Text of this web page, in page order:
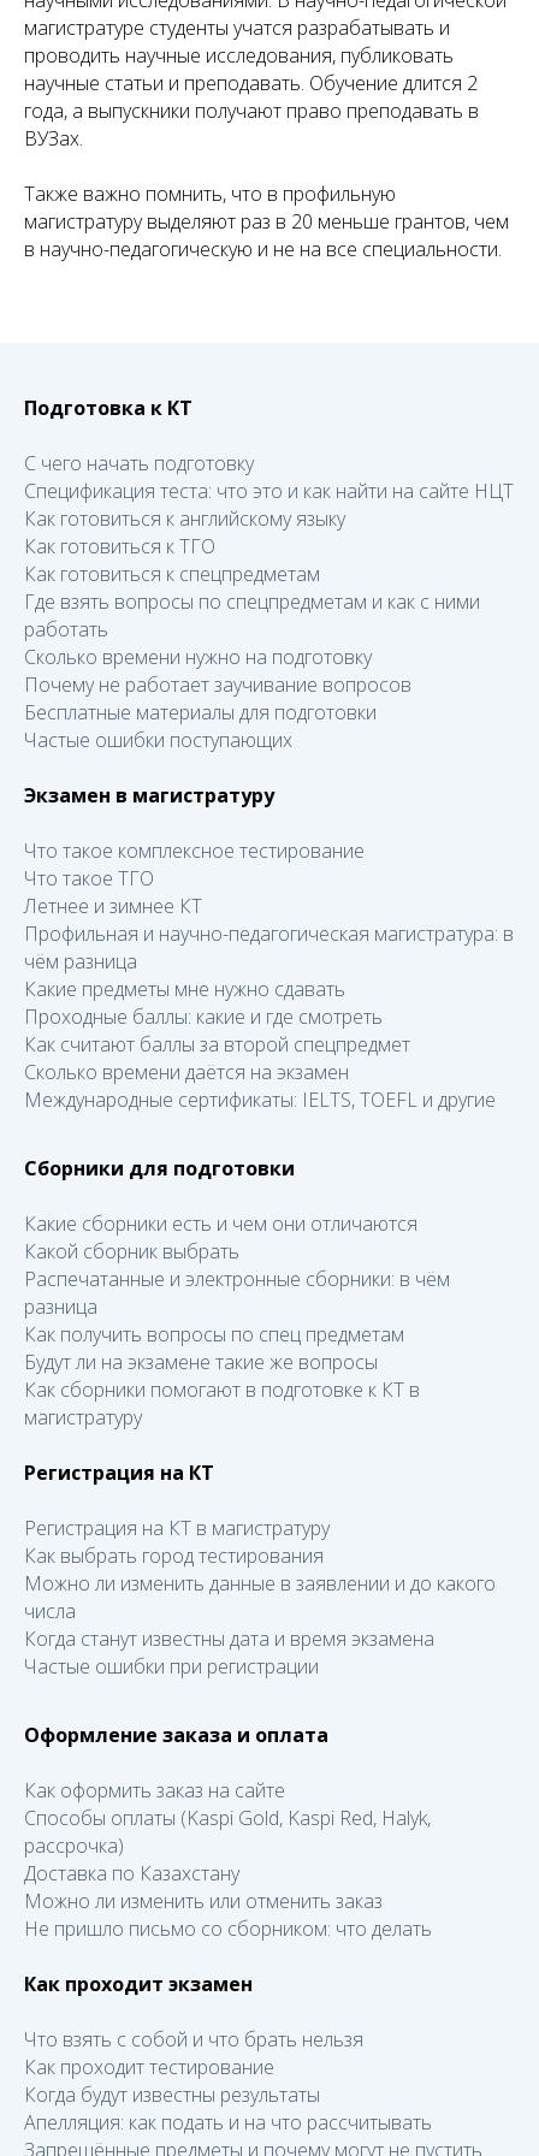
магистратуре студенты учатся разрабатывать и
проводить научные исследования, публиковать
научные статьи и преподавать. Обучение длится 2
года, а выпускники получают право преподавать в
ВУЗах.
Также важно помнить, что в профильную
магистратуру выделяют раз в 20 меньше грантов, чем
в научно-педагогическую и не на все специальности.
Подготовка к КТ
С чего начать подготовку
Спецификация теста: что это и как найти на сайте НЦТ
Как готовиться к английскому языку
Как готовиться к ТГО
Как готовиться к спецпредметам
Где взять вопросы по спецпредметам и как с ними
работать
Сколько времени нужно на подготовку
Почему не работает заучивание вопросов
Бесплатные материалы для подготовки
Частые ошибки поступающих
Экзамен в магистратуру
Что такое комплексное тестирование
Что такое ТГО
Летнее и зимнее КТ
Профильная и научно-педагогическая магистратура: в
чём разница
Какие предметы мне нужно сдавать
Проходные баллы: какие и где смотреть
Как считают баллы за второй спецпредмет
Сколько времени даётся на экзамен
Международные сертификаты: IELTS, TOEFL и другие
Сборники для подготовки
Какие сборники есть и чем они отличаются
Какой сборник выбрать
Распечатанные и электронные сборники: в чём
разница
Как получить вопросы по спец предметам
Будут ли на экзамене такие же вопросы
Как сборники помогают в подготовке к КТ в
магистратуру
Регистрация на КТ
Регистрация на КТ в магистратуру
Как выбрать город тестирования
Можно ли изменить данные в заявлении и до какого
числа
Когда станут известны дата и время экзамена
Частые ошибки при регистрации
Оформление заказа и оплата
Как оформить заказ на сайте
Способы оплаты (Kaspi Gold, Kaspi Red, Halyk,
рассрочка)
Доставка по Казахстану
Можно ли изменить или отменить заказ
Не пришло письмо со сборником: что делать
Как проходит экзамен
Что взять с собой и что брать нельзя
Как проходит тестирование
Когда будут известны результаты
Апелляция: как подать и на что рассчитывать
Запрещённые предметы и почему могут не пустить